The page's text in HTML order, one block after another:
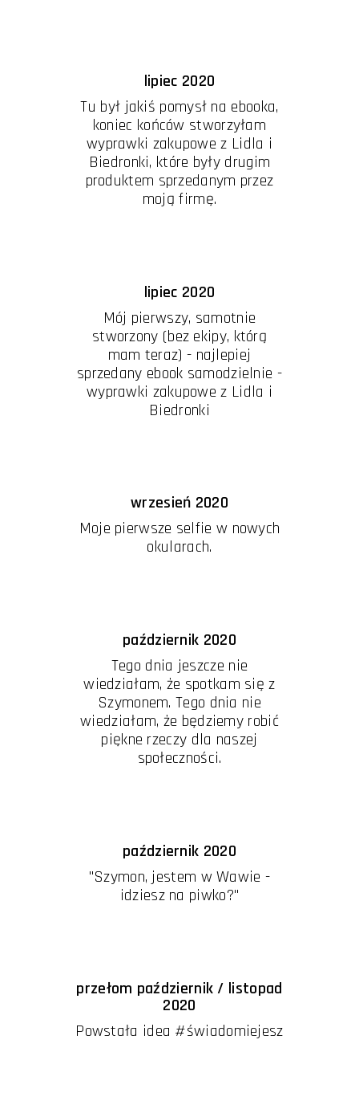
lipiec 2020
Tu był jakiś pomysł na ebooka,
koniec końców stworzyłam
wyprawki zakupowe z Lidla i
Biedronki, które były drugim
produktem sprzedanym przez
moją firmę.
lipiec 2020
Mój pierwszy, samotnie
stworzony (bez ekipy, którą
mam teraz) - najlepiej
sprzedany ebook samodzielnie -
wyprawki zakupowe z Lidla i
Biedronki
wrzesień 2020
Moje pierwsze selfie w nowych
okularach.
październik 2020
Tego dnia jeszcze nie
wiedziałam, że spotkam się z
Szymonem. Tego dnia nie
wiedziałam, że będziemy robić
piękne rzeczy dla naszej
społeczności.
październik 2020
"Szymon, jestem w Wawie -
idziesz na piwko?"
przełom październik / listopad
2020
Powstała idea #świadomiejesz